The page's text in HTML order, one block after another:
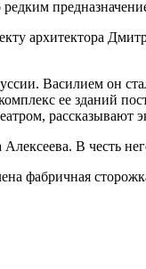
архитектора
Василием он
ее зданий
рассказывают
В честь
фабричная